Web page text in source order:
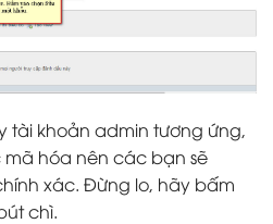
tài khoản admin tương ứng,
mã hóa nên các bạn sẽ
xác. Đừng lo, hãy bấm
chì.